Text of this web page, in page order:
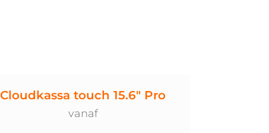
Cloudkassa touch 15.6" Pro
vanaf